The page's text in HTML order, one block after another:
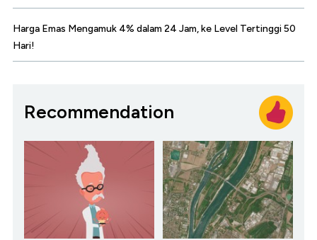
Harga Emas Mengamuk 4% dalam 24 Jam, ke Level Tertinggi 50
Hari!
Recommendation